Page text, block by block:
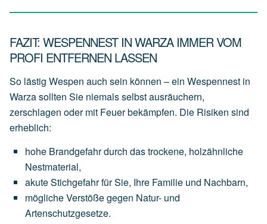
FAZIT: WESPENNEST IN WARZA IMMER VOM
PROFI ENTFERNEN LASSEN
So lästig Wespen auch sein können – ein Wespennest in
Warza sollten Sie niemals selbst ausräuchern,
zerschlagen oder mit Feuer bekämpfen. Die Risiken sind
erheblich:
hohe Brandgefahrdurch dastrockene, holzähnliche
Nestmaterial,
akuteStichgefahrfürSie, Ihre Familie und Nachbarn,
möglicheVerstößegegen Natur- und
Artenschutzgesetze.